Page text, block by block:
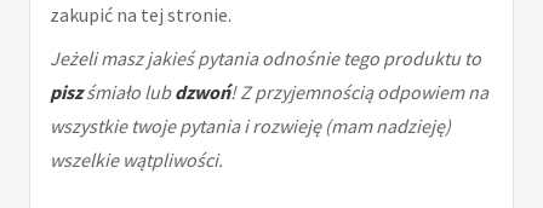
zakupić na tej stronie.
Jeżeli masz jakieś pytania odnośnie tego produktu to
piszśmiało lubdzwoń! Z przyjemnością odpowiem na
wszystkie twoje pytania i rozwieję (mam nadzieję)
wszelkie wątpliwości.